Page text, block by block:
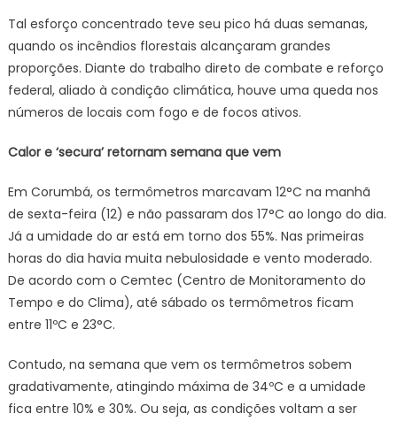
Tal esforço concentrado teve seu pico há duas semanas,
quando os incêndios florestais alcançaram grandes
proporções. Diante do trabalho direto de combate e reforço
federal, aliado à condição climática, houve uma queda nos
números de locais com fogo e de focos ativos.
Calor e ‘secura’ retornam semana que vem
Em Corumbá, os termômetros marcavam 12°C na manhã
de sexta-feira (12) e não passaram dos 17°C ao longo do dia.
Já a umidade do ar está em torno dos 55%. Nas primeiras
horas do dia havia muita nebulosidade e vento moderado.
De acordo com o Cemtec (Centro de Monitoramento do
Tempo e do Clima), até sábado os termômetros ficam
entre 11ºC e 23°C.
Contudo, na semana que vem os termômetros sobem
gradativamente, atingindo máxima de 34ºC e a umidade
fica entre 10% e 30%. Ou seja, as condições voltam a ser